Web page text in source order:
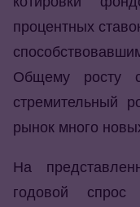
процентных
Общему росту
стремительный
рынок много
На
годовой